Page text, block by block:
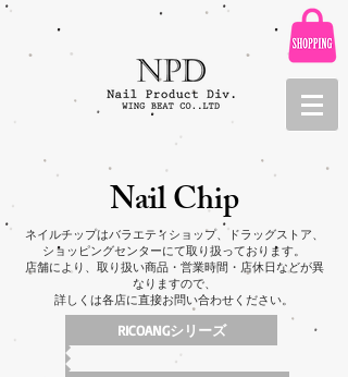
Nail Chip
ネイルチップはバラエティショップ、ドラッグストア、
ショッピングセンターにて取り扱っております。
店舗により、取り扱い商品・営業時間・店休日などが異
なりますので、
詳しくは各店に直接お問い合わせください。
RICOANGシリーズ